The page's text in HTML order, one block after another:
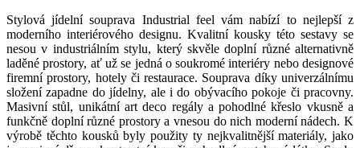
Stylová jídelní souprava Industrial feel vám nabízí to nejlepší z
moderního interiérového designu. Kvalitní kousky této sestavy se
nesou v industriálním stylu, který skvěle doplní různé alternativně
laděné prostory, ať už se jedná o soukromé interiéry nebo designové
firemní prostory, hotely či restaurace. Souprava díky univerzálnímu
složení zapadne do jídelny, ale i do obývacího pokoje či pracovny.
Masivní stůl, unikátní art deco regály a pohodlné křeslo vkusně a
funkčně doplní různé prostory a vnesou do nich moderní nádech. K
výrobě těchto kousků byly použity ty nejkvalitnější materiály, jako